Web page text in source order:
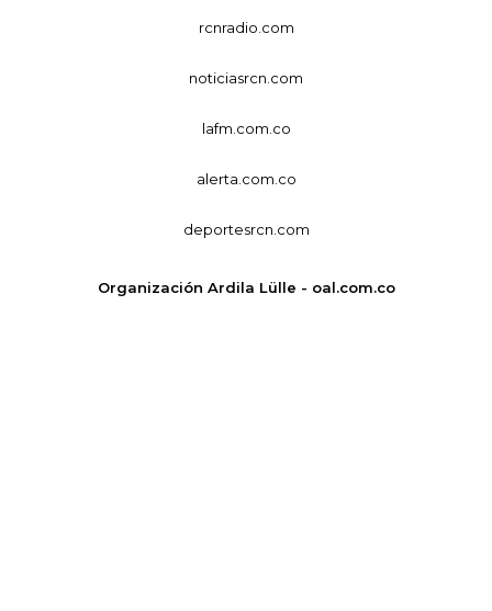
rcnradio.com
noticiasrcn.com
lafm.com.co
alerta.com.co
deportesrcn.com
Organización Ardila Lülle - oal.com.co